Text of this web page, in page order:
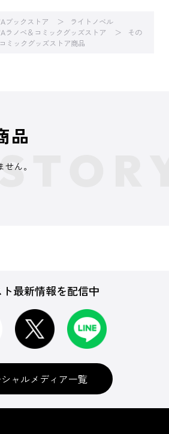
ブックストア
ライトノベル
ラノベ＆コミックグッズストア
その
ミックグッズストア商品
品
ん。
最新情報を配信中
ャルメディア一覧